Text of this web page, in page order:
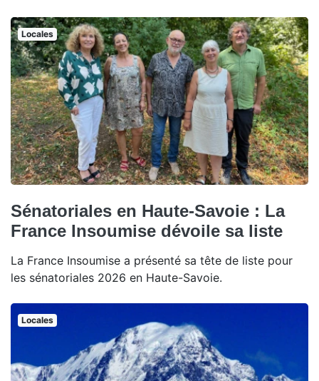
Locales
Sénatoriales en Haute-Savoie : La
France Insoumise dévoile sa liste
La France Insoumise a présenté sa tête de liste pour
les sénatoriales 2026 en Haute-Savoie.
Locales